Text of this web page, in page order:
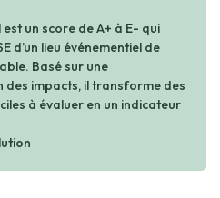
un score de A+ à E- qui
d’un lieu événementiel de
Basé sur une
des impacts, il transforme des
à évaluer en un indicateur